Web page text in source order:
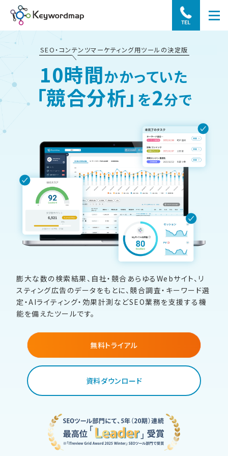
SEO・コンテンツマーケティング用ツールの決定版
10時間かかっていた
「競合分析」 を2分で
膨大な数の検索結果、自社・競合あらゆるWebサイト、 リ
スティング広告のデータをもとに、 競合調査・キーワード選
定・AIライティング・効果計測などSEO業務を支援する機
能を備えたツールです。
無料トライアル
資料ダウンロード